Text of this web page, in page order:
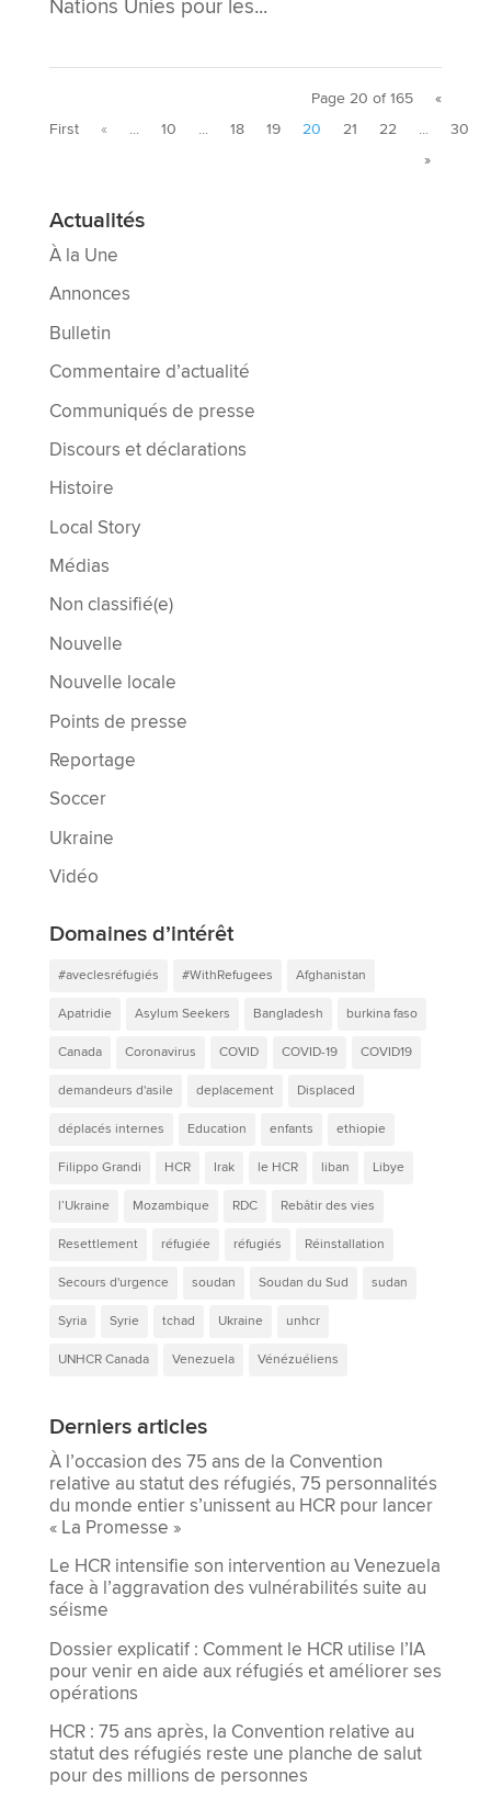
Nations Unies pour les...
Page 20 of 165
«
First
« ... 10 ... 18 19 20 21 22 ... 30
»
Actualités
À la Une
Annonces
Bulletin
Commentaire d’actualité
Communiqués de presse
Discours et déclarations
Histoire
Local Story
Médias
Non classifié(e)
Nouvelle
Nouvelle locale
Points de presse
Reportage
Soccer
Ukraine
Vidéo
Domaines d’intérêt
#aveclesréfugiés #WithRefugees Afghanistan
Apatridie Asylum Seekers Bangladesh burkina faso
Canada Coronavirus COVID COVID-19 COVID19
demandeurs d'asile deplacement Displaced
déplacés internes Education enfants ethiopie
Filippo Grandi HCR Irak le HCR liban Libye
l’Ukraine Mozambique RDC Rebâtir des vies
Resettlement réfugiée réfugiés Réinstallation
Secours d'urgence soudan Soudan du Sud sudan
Syria Syrie tchad Ukraine unhcr
UNHCR Canada Venezuela Vénézuéliens
Derniers articles
À l’occasion des 75 ans de la Convention
relative au statut des réfugiés, 75 personnalités
du monde entier s’unissent au HCR pour lancer
« La Promesse »
Le HCR intensifie son intervention au Venezuela
face à l’aggravation des vulnérabilités suite au
séisme
Dossier explicatif : Comment le HCR utilise l’IA
pour venir en aide aux réfugiés et améliorer ses
opérations
HCR : 75 ans après, la Convention relative au
statut des réfugiés reste une planche de salut
pour des millions de personnes